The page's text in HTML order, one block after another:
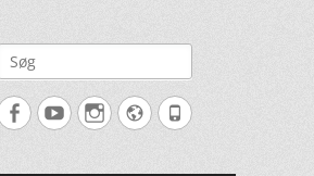
Søg
efter:
FacebookYouTubeInstagram
Website
Tlf.